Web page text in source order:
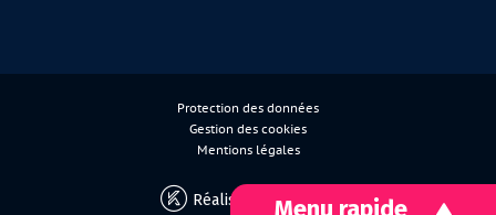
Protection des données
Gestion des cookies
Mentions légales
Réalisation Koredge